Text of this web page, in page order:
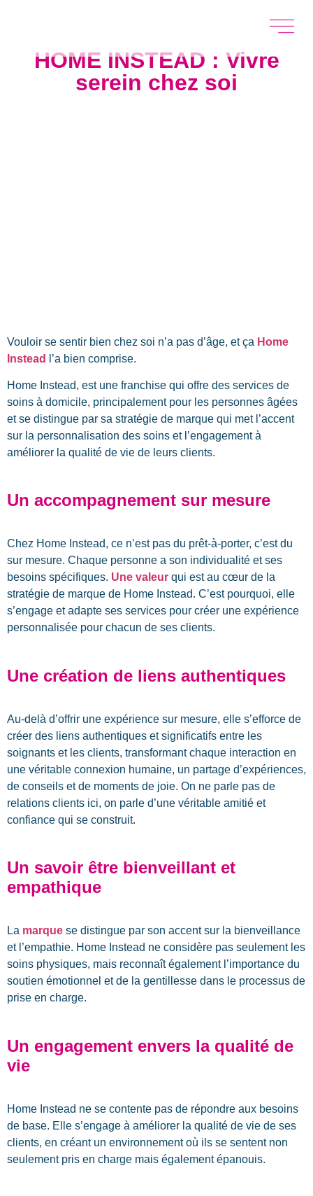
HOME INSTEAD : Vivre
serein chez soi
Vouloir se sentir bien chez soi n’a pas d’âge, et ça Home
Instead
l’a bien comprise.
Home Instead, est une franchise qui offre des services de
soins à domicile, principalement pour les personnes âgées
et se distingue par sa stratégie de marque qui met l’accent
sur la personnalisation des soins et l’engagement à
améliorer la qualité de vie de leurs clients.
Un accompagnement sur mesure
Chez Home Instead, ce n’est pas du prêt-à-porter, c’est du
sur mesure. Chaque personne a son individualité et ses
besoins spécifiques. Une valeur qui est au cœur de la
stratégie de marque de Home Instead. C’est pourquoi, elle
s’engage et adapte ses services pour créer une expérience
personnalisée pour chacun de ses clients.
Une création de liens authentiques
Au-delà d’offrir une expérience sur mesure, elle s’efforce de
créer des liens authentiques et significatifs entre les
soignants et les clients, transformant chaque interaction en
une véritable connexion humaine, un partage d’expériences,
de conseils et de moments de joie. On ne parle pas de
relations clients ici, on parle d’une véritable amitié et
confiance qui se construit.
Un savoir être bienveillant et
empathique
La marque se distingue par son accent sur la bienveillance
et l’empathie. Home Instead ne considère pas seulement les
soins physiques, mais reconnaît également l’importance du
soutien émotionnel et de la gentillesse dans le processus de
prise en charge.
Un engagement envers la qualité de
vie
Home Instead ne se contente pas de répondre aux besoins
de base. Elle s’engage à améliorer la qualité de vie de ses
clients, en créant un environnement où ils se sentent non
seulement pris en charge mais également épanouis.